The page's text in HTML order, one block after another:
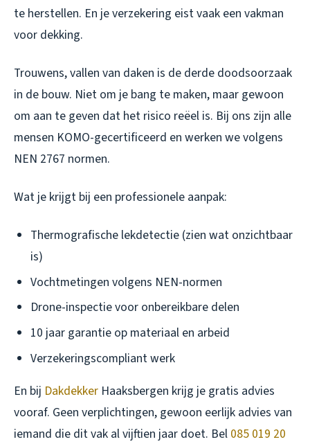
te herstellen. En je verzekering eist vaak een vakman
voor dekking.
Trouwens, vallen van daken is de derde doodsoorzaak
in de bouw. Niet om je bang te maken, maar gewoon
om aan te geven dat het risico reëel is. Bij ons zijn alle
mensen KOMO-gecertificeerd en werken we volgens
NEN 2767 normen.
Wat je krijgt bij een professionele aanpak:
Thermografische lekdetectie (zien wat onzichtbaar
is)
Vochtmetingen volgens NEN-normen
Drone-inspectie voor onbereikbare delen
10 jaar garantie op materiaal en arbeid
Verzekeringscompliant werk
En bij Dakdekker Haaksbergen krijg je gratis advies
vooraf. Geen verplichtingen, gewoon eerlijk advies van
iemand die dit vak al vijftien jaar doet. Bel 085 019 20